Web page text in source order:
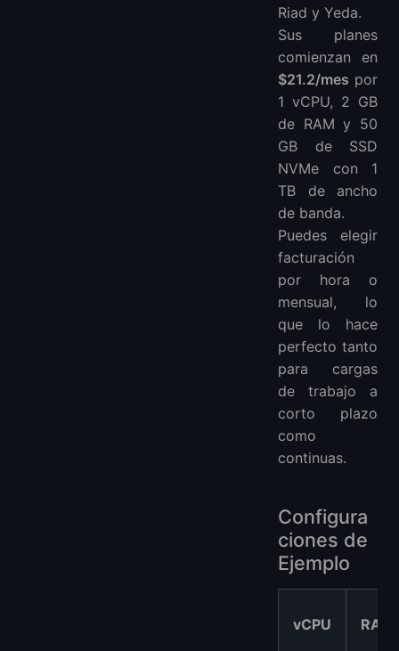
Riad y Yeda.
Sus planes
comienzan en
$21.2/mes por
1 vCPU, 2 GB
de RAM y 50
GB de SSD
NVMe con 1
TB de ancho
de banda.
Puedes elegir
facturación
por hora o
mensual, lo
que lo hace
perfecto tanto
para cargas
de trabajo a
corto plazo
como
continuas.
Configura
ciones de
Ejemplo
vCPU RAM